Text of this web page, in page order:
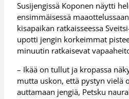
Susijengissä Koponen näytti
ensimmäisessä
kisapaikan ratkaisseessa
upotti jengin korkeimmat
minuutin ratkaisevat
– Ikää on tullut ja kropassa
mutta uskon, että pystyn vielä
auttamaan jengiä, Petsku